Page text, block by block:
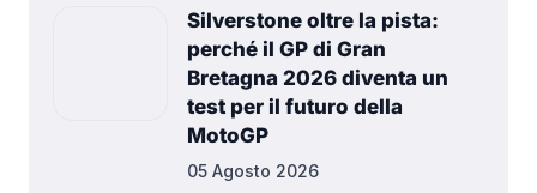
Silverstone oltre la pista:
perché il GP di Gran
Bretagna 2026 diventa un
test per il futuro della
MotoGP
05 Agosto 2026